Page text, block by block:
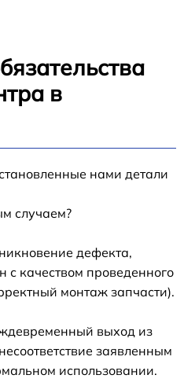
в
нами детали
случаем?
дефекта,
с качеством проведенного
монтаж запчасти).
выход из
заявленным
использовании.